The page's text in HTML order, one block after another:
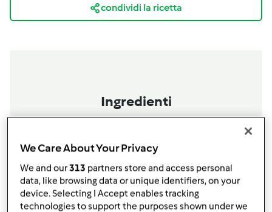
condividi la ricetta
Ingredienti
400gzucchine
40g olio extravergine d'oliva
q.b.pepe
200guva bianca
We Care About Your Privacy
We and our313 partners store and access personal
data, like browsing data or unique identifiers, on your
device. Selecting I Accept enables tracking
technologies to support the purposes shown under we